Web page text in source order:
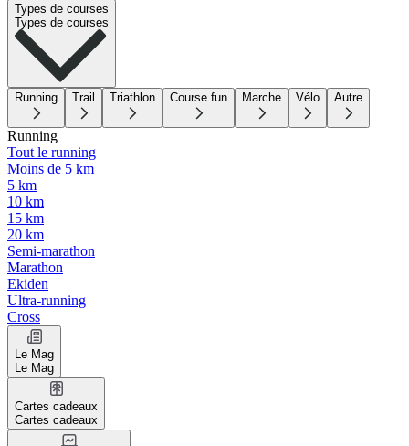
Types de courses
Types de courses
Running Trail Triathlon Course fun Marche Vélo Autre
Running
Tout le running
Moins de 5 km
5 km
10 km
15 km
20 km
Semi-marathon
Marathon
Ekiden
Ultra-running
Cross
Le Mag
Le Mag
Cartes cadeaux
Cartes cadeaux